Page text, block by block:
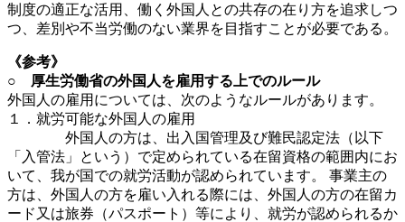
制度の適正な活用、働く外国人との共存の在り方を追求しつ
つ、差別や不当労働のない業界を目指すことが必要である。
《参考》
○ 厚生労働省の外国人を雇用する上でのルール
外国人の雇用については、次のようなルールがあります。
１．就労可能な外国人の雇用
外国人の方は、出入国管理及び難民認定法（以下
「入管法」という）で定められている在留資格の範囲内にお
いて、我が国での就労活動が認められています。 事業主の
方は、外国人の方を雇い入れる際には、外国人の方の在留カ
ード又は旅券（パスポート）等により、就労が認められるか